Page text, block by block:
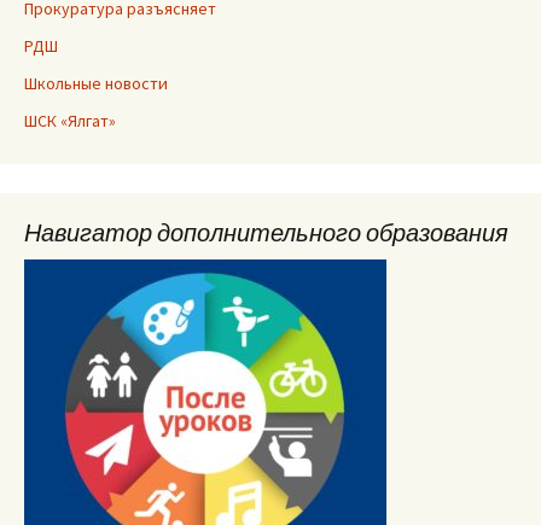
Прокуратура разъясняет
РДШ
Школьные новости
ШСК «Ялгат»
Навигатор дополнительного образования